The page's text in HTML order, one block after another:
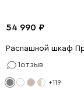
54 990
Распашной шкаф
1отзыв
+119